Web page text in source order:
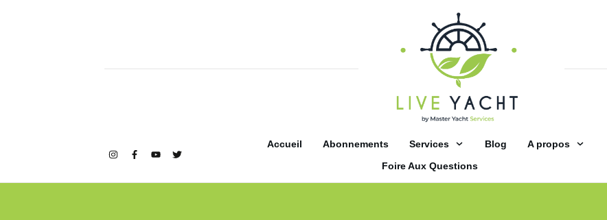
Accueil Abonnements Services Blog
A propos
Foire Aux Questions